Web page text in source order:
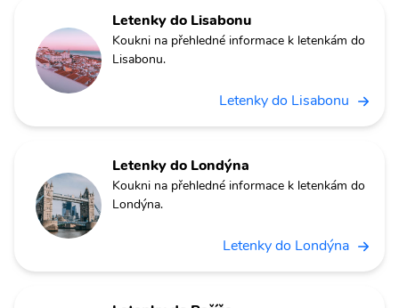
Letenky do Lisabonu
Koukni na přehledné informace k letenkám do
Lisabonu.
Letenky do Lisabonu
Letenky do Londýna
Koukni na přehledné informace k letenkám do
Londýna.
Letenky do Londýna